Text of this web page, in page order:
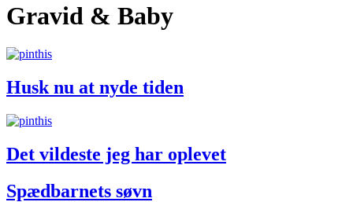
Gravid & Baby
Husk nu at nyde tiden
Det vildeste jeg har oplevet
Spædbarnets søvn